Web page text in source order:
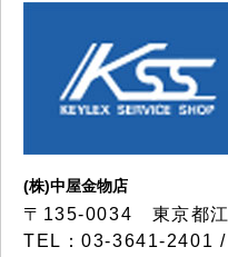
(株)中屋金物店
〒135-0034 東京都
TEL：03-3641-2401